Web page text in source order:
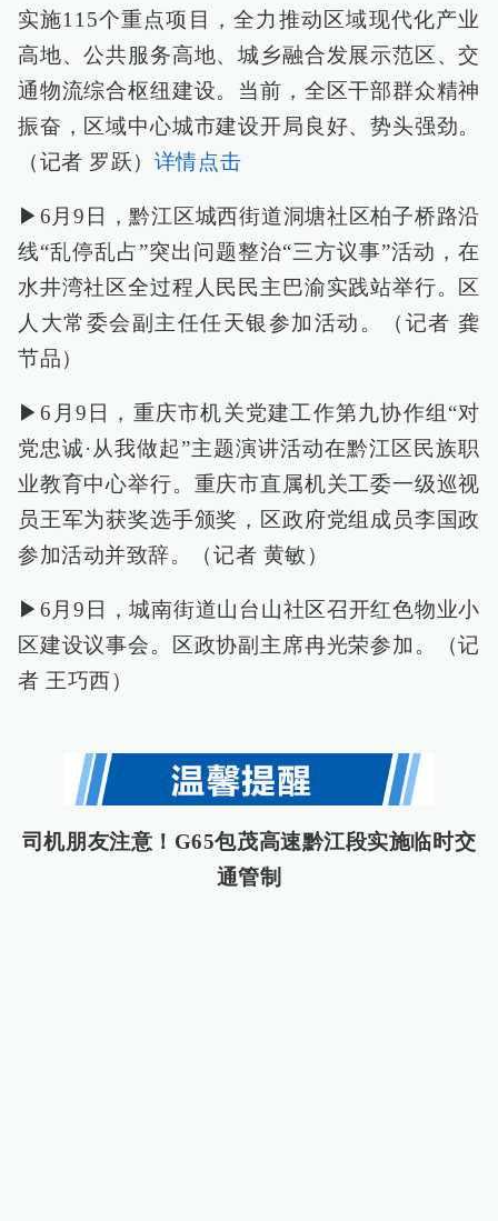
实施115个重点项目，全力推动区域现代化产业
高地、公共服务高地、城乡融合发展示范区、交
通物流综合枢纽建设。当前，全区干部群众精神
振奋，区域中心城市建设开局良好、势头强劲。
（记者 罗跃） 详情点击
▶6月9日，黔江区城西街道洞塘社区柏子桥路沿
线“乱停乱占”突出问题整治“三方议事”活动，在
水井湾社区全过程人民民主巴渝实践站举行。区
人大常委会副主任任天银参加活动。（记者 龚
节品）
▶6月9日，重庆市机关党建工作第九协作组“对
党忠诚·从我做起”主题演讲活动在黔江区民族职
业教育中心举行。重庆市直属机关工委一级巡视
员王军为获奖选手颁奖，区政府党组成员李国政
参加活动并致辞。（记者 黄敏）
▶6月9日，城南街道山台山社区召开红色物业小
区建设议事会。区政协副主席冉光荣参加。（记
者 王巧西）
司机朋友注意！G65包茂高速黔江段实施临时交
通管制